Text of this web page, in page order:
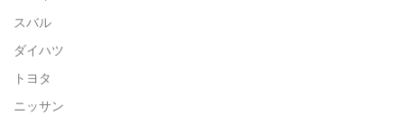
スバル
ダイハツ
トヨタ
ニッサン